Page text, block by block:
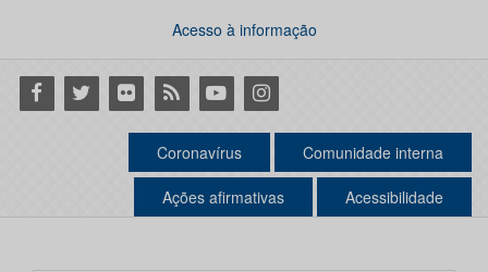
Acesso à informação
Facebook
Twitter Flickr RSS YoutubeInstagram
Coronavírus Comunidade interna
Ações afirmativas Acessibilidade